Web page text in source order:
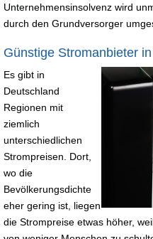
Unternehmensinsolvenz wird
durch den Grundversorger
Günstige Stromanbieter
Es gibt in
Deutschland
Regionen mit
ziemlich
unterschiedlichen
Strompreisen. Dort,
wo die
Bevölkerungsdichte
eher gering ist, liegen
die Strompreise etwas höher,